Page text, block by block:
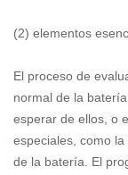
(2) elementos
El proceso de
normal de la
esperar de ellos, o
especiales, como
de la batería. El